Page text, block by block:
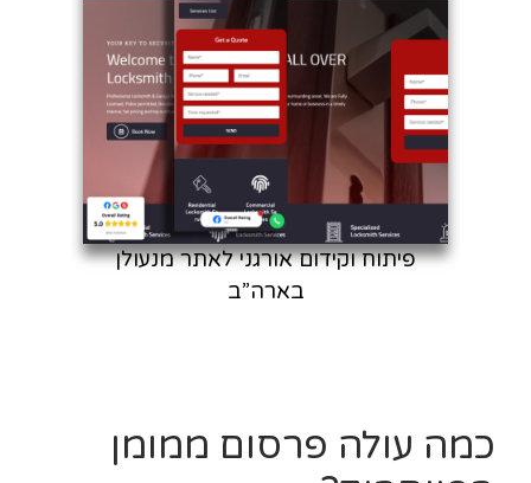
פיתוח וקידום אורגני לאתר מנעולן
בארה”ב
כמה עולה פרסום ממומן